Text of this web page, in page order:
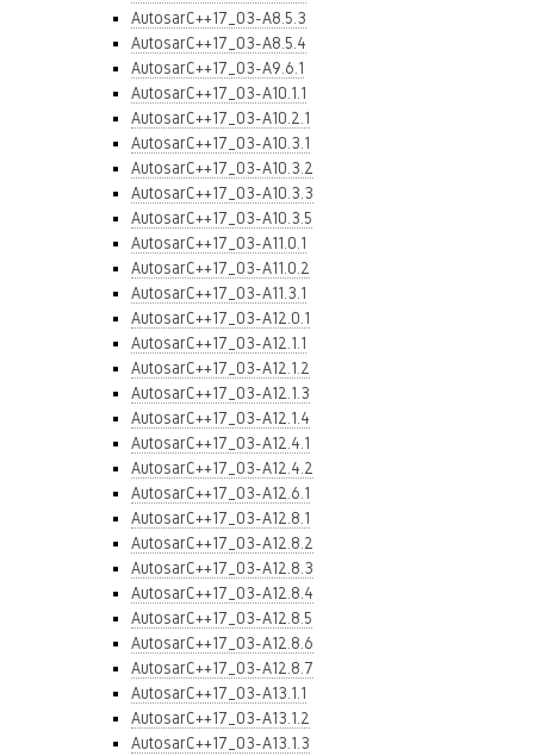
AutosarC++17_03-A8.5.3
AutosarC++17_03-A8.5.4
AutosarC++17_03-A9.6.1
AutosarC++17_03-A10.1.1
AutosarC++17_03-A10.2.1
AutosarC++17_03-A10.3.1
AutosarC++17_03-A10.3.2
AutosarC++17_03-A10.3.3
AutosarC++17_03-A10.3.5
AutosarC++17_03-A11.0.1
AutosarC++17_03-A11.0.2
AutosarC++17_03-A11.3.1
AutosarC++17_03-A12.0.1
AutosarC++17_03-A12.1.1
AutosarC++17_03-A12.1.2
AutosarC++17_03-A12.1.3
AutosarC++17_03-A12.1.4
AutosarC++17_03-A12.4.1
AutosarC++17_03-A12.4.2
AutosarC++17_03-A12.6.1
AutosarC++17_03-A12.8.1
AutosarC++17_03-A12.8.2
AutosarC++17_03-A12.8.3
AutosarC++17_03-A12.8.4
AutosarC++17_03-A12.8.5
AutosarC++17_03-A12.8.6
AutosarC++17_03-A12.8.7
AutosarC++17_03-A13.1.1
AutosarC++17_03-A13.1.2
AutosarC++17_03-A13.1.3